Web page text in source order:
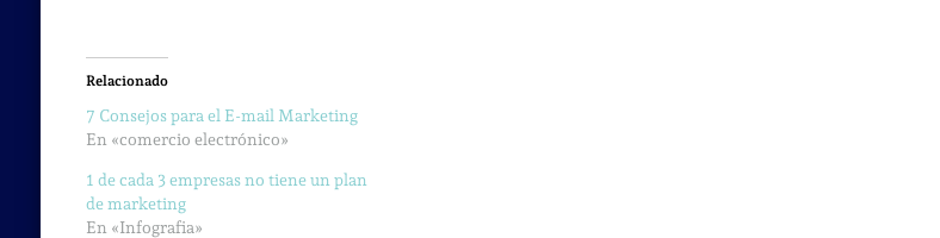
Relacionado
7 Consejos para el E-mail Marketing
En «comercio electrónico»
1 de cada 3 empresas no tiene un plan
de marketing
En «Infografia»